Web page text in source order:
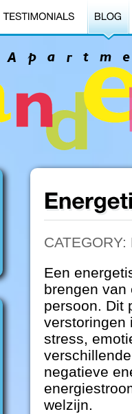
CATEGORY:
Een
brengen van
persoon. Dit
verstoringen
stress,
negatieve
welzijn.